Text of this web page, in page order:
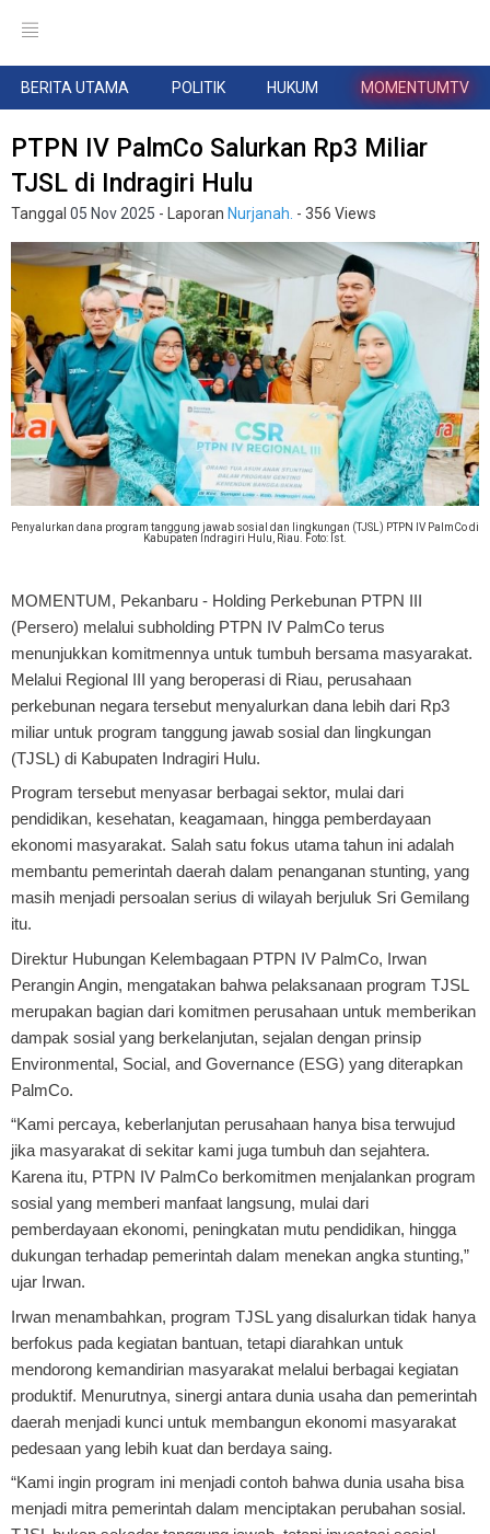
BERITA UTAMA POLITIK HUKUM MOMENTUMTV
PTPN IV PalmCo Salurkan Rp3 Miliar
TJSL di Indragiri Hulu
Tanggal 05 Nov 2025 - Laporan Nurjanah. - 356 Views
Penyalurkan dana program tanggung jawab sosial dan lingkungan (TJSL) PTPN IV PalmCo di
Kabupaten Indragiri Hulu, Riau. Foto: Ist.
MOMENTUM, Pekanbaru - Holding Perkebunan PTPN III
(Persero) melalui subholding PTPN IV PalmCo terus
menunjukkan komitmennya untuk tumbuh bersama masyarakat.
Melalui Regional III yang beroperasi di Riau, perusahaan
perkebunan negara tersebut menyalurkan dana lebih dari Rp3
miliar untuk program tanggung jawab sosial dan lingkungan
(TJSL) di Kabupaten Indragiri Hulu.
Program tersebut menyasar berbagai sektor, mulai dari
pendidikan, kesehatan, keagamaan, hingga pemberdayaan
ekonomi masyarakat. Salah satu fokus utama tahun ini adalah
membantu pemerintah daerah dalam penanganan stunting, yang
masih menjadi persoalan serius di wilayah berjuluk Sri Gemilang
itu.
Direktur Hubungan Kelembagaan PTPN IV PalmCo, Irwan
Perangin Angin, mengatakan bahwa pelaksanaan program TJSL
merupakan bagian dari komitmen perusahaan untuk memberikan
dampak sosial yang berkelanjutan, sejalan dengan prinsip
Environmental, Social, and Governance (ESG) yang diterapkan
PalmCo.
“Kami percaya, keberlanjutan perusahaan hanya bisa terwujud
jika masyarakat di sekitar kami juga tumbuh dan sejahtera.
Karena itu, PTPN IV PalmCo berkomitmen menjalankan program
sosial yang memberi manfaat langsung, mulai dari
pemberdayaan ekonomi, peningkatan mutu pendidikan, hingga
dukungan terhadap pemerintah dalam menekan angka stunting,”
ujar Irwan.
Irwan menambahkan, program TJSL yang disalurkan tidak hanya
berfokus pada kegiatan bantuan, tetapi diarahkan untuk
mendorong kemandirian masyarakat melalui berbagai kegiatan
produktif. Menurutnya, sinergi antara dunia usaha dan pemerintah
daerah menjadi kunci untuk membangun ekonomi masyarakat
pedesaan yang lebih kuat dan berdaya saing.
“Kami ingin program ini menjadi contoh bahwa dunia usaha bisa
menjadi mitra pemerintah dalam menciptakan perubahan sosial.